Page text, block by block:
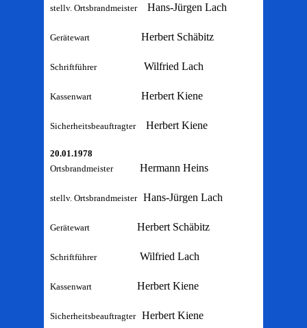
stellv. OrtsbrandmeisterHans-Jürgen Lach
GerätewartHerbert Schäbitz
Schriftführer Wilfried Lach
KassenwartHerbert Kiene
SicherheitsbeauftragterHerbert Kiene
20.01.1978
OrtsbrandmeisterHermann Heins
stellv. OrtsbrandmeisterHans-Jürgen Lach
GerätewartHerbert Schäbitz
Schriftführer Wilfried Lach
KassenwartHerbert Kiene
SicherheitsbeauftragterHerbert Kiene